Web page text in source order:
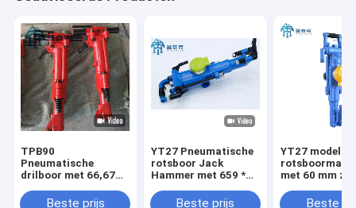
TPB90
Pneumatische
drilboor met 66,67
152 mm zuigerslag
Beste prijs
YT27 Pneumatische
rotsboor Jack
Hammer met 659 *
Grootte 27kgs
Beste prijs
YT27 model
met 60 mm
boorgatBeste